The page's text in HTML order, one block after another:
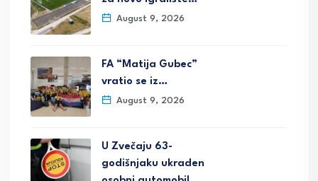
August 9, 2026
FA “Matija Gubec”
vratio se iz…
August 9, 2026
U Zvečaju 63-
godišnjaku ukraden